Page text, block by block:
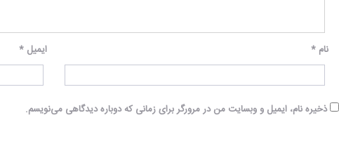
نام * ایمیل*
ذخیره نام، ایمیل و وبسایت من در مرورگر برای زمانی که دوباره دیدگاهی می‌نویسم.